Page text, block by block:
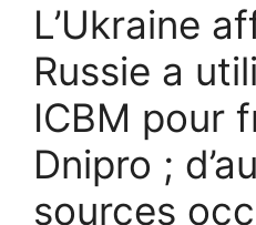
L’Ukraine
Russie a
ICBM pour
Dnipro ;
sources